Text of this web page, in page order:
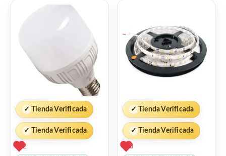
✓ Tienda Verificada
✓ Tienda Verificada
2
✓ Tienda Verificada
✓ Tienda Verificada
3